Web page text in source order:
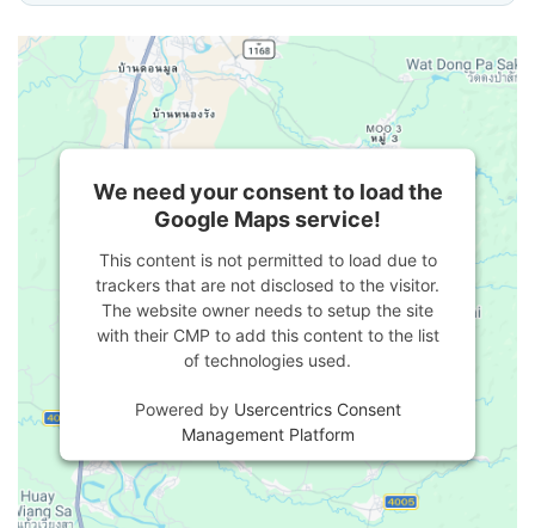
We need your consent to load the
Google Maps service!
This content is not permitted to load due to
trackers that are not disclosed to the visitor.
The website owner needs to setup the site
with their CMP to add this content to the list
of technologies used.
Powered by Usercentrics Consent
Management Platform